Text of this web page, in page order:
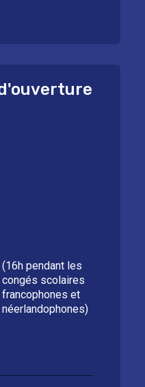
(16h pendant les
congés scolaires
francophones et
néerlandophones)